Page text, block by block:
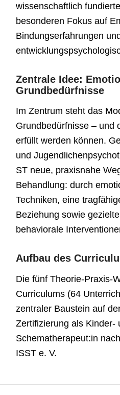
wissenschaftlich
besonderen Fokus auf
Bindungserfahrungen
Zentrale Idee:
Grundbedürfnisse
Im Zentrum steht das
Grundbedürfnisse – und
erfüllt werden können.
und
ST neue, praxisnahe
Behandlung: durch
Techniken, eine
Beziehung sowie
behaviorale
Aufbau des
Die fünf Theorie-Praxis-
Curriculums (64
zentraler Baustein auf
Zertifizierung als Kinder-
Schematherapeut:in
ISST e. V.